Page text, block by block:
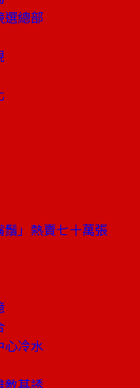
選總部
」熱賣七十萬張
心冷水
敵其誘